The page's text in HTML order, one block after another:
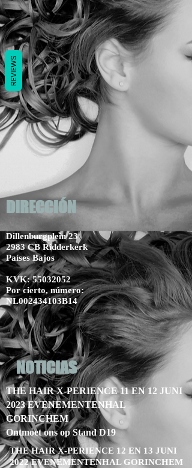
DIRECCIÓN
Dillenburgplein 23
2983 CB Ridderkerk
Países Bajos
KVK:55032052
Por cierto, número:
NL002434103B14
NOTICIAS
THE HAIR X-PERIENCE 11 EN 12 JUNI
2023 EVENEMENTENHAL
GORINCHEM
Ontmoet ons op Stand D19
THE HAIR X-PERIENCE 12 EN 13 JUNI
2022 EVENEMENTENHAL GORINCHEM
REVIEWS